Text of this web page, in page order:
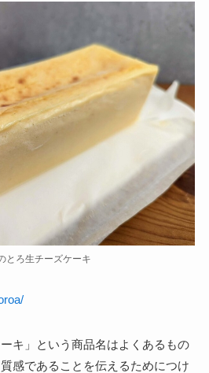
とろ生チーズケーキ
キ」という商品名はよくあるもの
感であることを伝えるためにつけ